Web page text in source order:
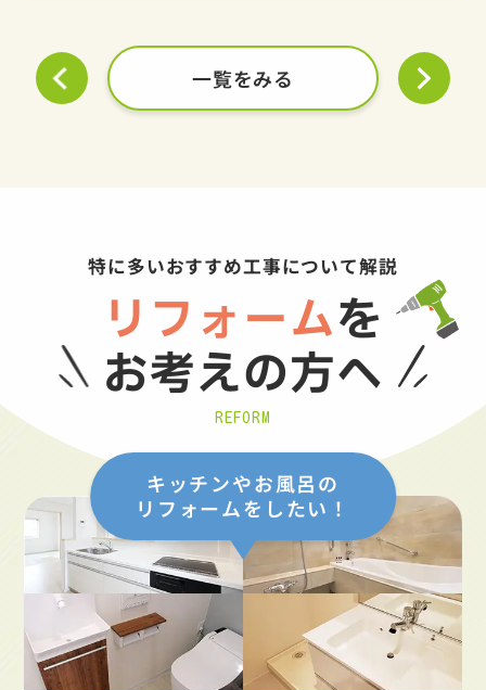
一覧をみる
特に多いおすすめ工事について解説
リフォームを
お考えの方へ
REFORM
キッチンやお風呂の
リフォームをしたい！